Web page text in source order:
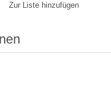
Zur Liste hinzufügen